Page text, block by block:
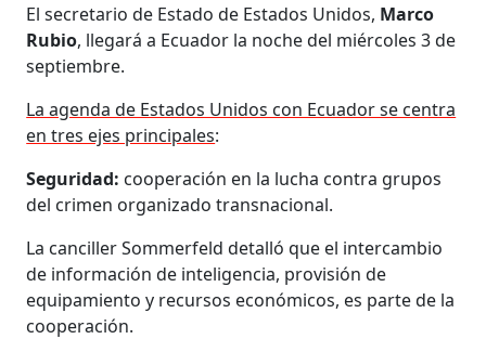
El secretario de Estado de Estados Unidos, Marco
Rubio, llegará a Ecuador la noche del miércoles 3 de
septiembre.
La agenda de Estados Unidos con Ecuador se centra
en tres ejes principales:
Seguridad: cooperación en la lucha contra grupos
del crimen organizado transnacional.
La canciller Sommerfeld detalló que el intercambio
de información de inteligencia, provisión de
equipamiento y recursos económicos, es parte de la
cooperación.